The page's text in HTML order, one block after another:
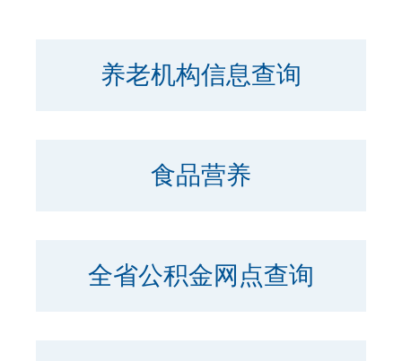
养老机构信息查询
食品营养
全省公积金网点查询